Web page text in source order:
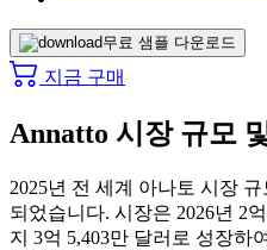
무료 샘플 다운로드
지금 구매
Annatto 시장 규모
2025년 전 세계 아나토 시장
되었습니다. 시장은 2026년 2
지 3억 5,403만 달러로 성장하